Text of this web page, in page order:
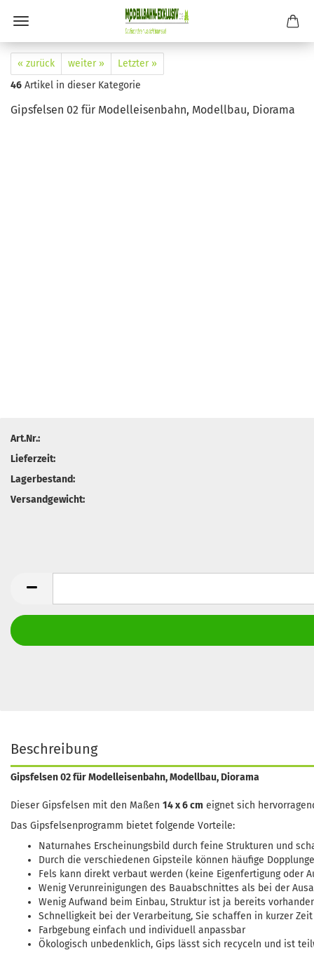
« zurück weiter »
Letzter »
46 Artikel in dieser Kategorie
Gipsfelsen 02 für Modelleisenbahn, Modellbau, Diorama
Art.Nr.:
Lieferzeit:
Lagerbestand:
Versandgewicht:
Beschreibung
Gipsfelsen 02 für Modelleisenbahn, Modellbau, Diorama
Dieser Gipsfelsen mit den Maßen 14 x 6 cm eignet sich
Das Gipsfelsenprogramm bietet folgende Vorteile:
Naturnahes Erscheinungsbild durch feine Strukturen und
Durch die verschiedenen Gipsteile können häufige
Fels kann direkt verbaut werden (keine Eigenfertigung oder
Wenig Verunreinigungen des Bauabschnittes als bei der
Wenig Aufwand beim Einbau, Struktur ist ja bereits
Schnelligkeit bei der Verarbeitung, Sie schaffen in kurzer
Farbgebung einfach und individuell anpassbar
Ökologisch unbedenklich, Gips lässt sich recyceln und ist